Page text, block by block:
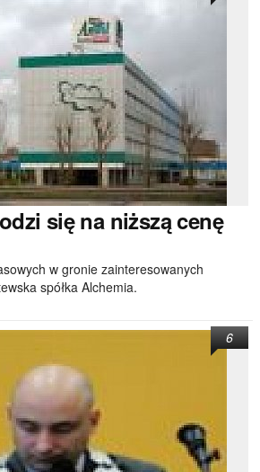
się na niższą cenę
w gronie zainteresowanych
spółka Alchemia.
6